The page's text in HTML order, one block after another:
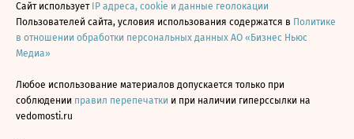
Сайт использует IP адреса, cookie и данные геолокации
Пользователей сайта, условия использования содержатся в Политике
в отношении обработки персональных данных АО «Бизнес Ньюс
Медиа»
Любое использование материалов допускается только при
соблюдении правил перепечатки и при наличии гиперссылки на
vedomosti.ru